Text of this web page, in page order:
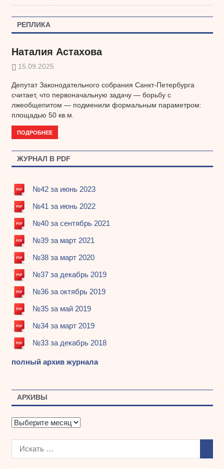
Навигация
по
записям
запись:
запись:
РЕПЛИКА
Наталия Астахова
15.09.2025
Депутат Законодательного собрания Санкт-Петербурга
считает, что первоначальную задачу — борьбу с
лжеобщепитом — подменили формальным параметром:
площадью 50 кв.м.
ПОДРОБНЕЕ
ЖУРНАЛ В PDF
№42 за июнь 2023
№41 за июнь 2022
№40 за сентябрь 2021
№39 за март 2021
№38 за март 2020
№37 за декабрь 2019
№36 за октябрь 2019
№35 за май 2019
№34 за март 2019
№33 за декабрь 2018
полный архив журнала
АРХИВЫ
А
х